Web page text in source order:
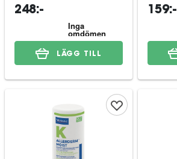
248:-
LÄGG TILL
159:-